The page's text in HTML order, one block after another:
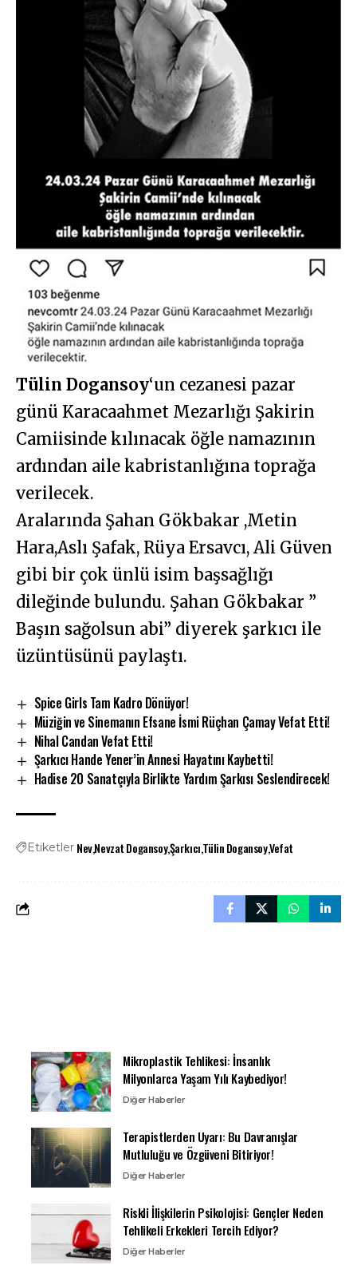
Tülin Dogansoy‘un cezanesi pazar
günü Karacaahmet Mezarlığı Şakirin
Camiisinde kılınacak öğle namazının
ardından aile kabristanlığına toprağa
verilecek.
Aralarında Şahan Gökbakar ,Metin
Hara,Aslı Şafak, Rüya Ersavcı, Ali Güven
gibi bir çok ünlü isim başsağlığı
dileğinde bulundu. Şahan Gökbakar ”
Başın sağolsun abi” diyerek şarkıcı ile
üzüntüsünü paylaştı.
Spice Girls Tam Kadro Dönüyor!
Müziğin ve Sinemanın Efsane İsmi Rüçhan Çamay Vefat Etti!
Nihal Candan Vefat Etti!
Şarkıcı Hande Yener’in Annesi Hayatını Kaybetti!
Hadise 20 Sanatçıyla Birlikte Yardım Şarkısı Seslendirecek!
Etiketler NevNevzat DogansoyŞarkıcıTülin DogansoyVefat
Mikroplastik Tehlikesi: İnsanlık
Milyonlarca Yaşam Yılı Kaybediyor!
Diğer Haberler
Terapistlerden Uyarı: Bu Davranışlar
Mutluluğu ve Özgüveni Bitiriyor!
Diğer Haberler
Riskli İlişkilerin Psikolojisi: Gençler Neden
Tehlikeli Erkekleri Tercih Ediyor?
Diğer Haberler